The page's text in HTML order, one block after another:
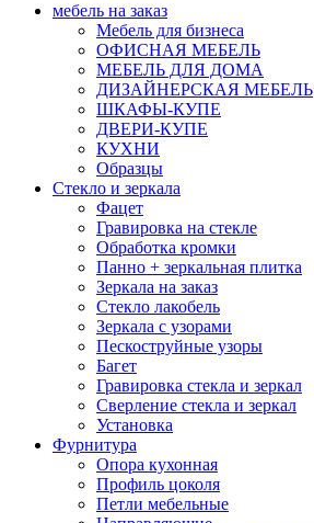
мебель на заказ
Мебель для бизнеса
ОФИСНАЯ МЕБЕЛЬ
МЕБЕЛЬ ДЛЯ ДОМА
ДИЗАЙНЕРСКАЯ МЕБЕЛЬ
ШКАФЫ-КУПЕ
ДВЕРИ-КУПЕ
КУХНИ
Образцы
Стекло и зеркала
Фацет
Гравировка на стекле
Обработка кромки
Панно + зеркальная плитка
Зеркала на заказ
Стекло лакобель
Зеркала с узорами
Пескоструйные узоры
Багет
Гравировка стекла и зеркал
Сверление стекла и зеркал
Установка
Фурнитура
Опора кухонная
Профиль цоколя
Петли мебельные